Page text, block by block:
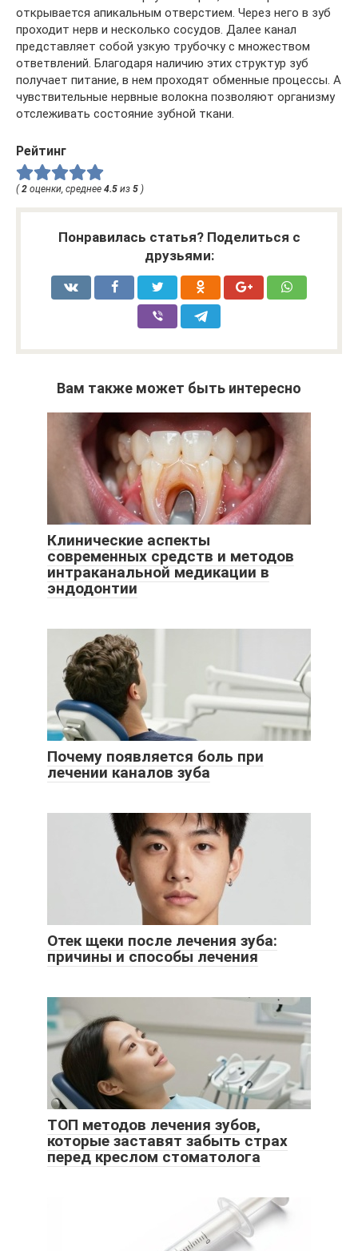
открывается апикальным отверстием. Через него в зуб
проходит нерв и несколько сосудов. Далее канал
представляет собой узкую трубочку с множеством
ответвлений. Благодаря наличию этих структур зуб
получает питание, в нем проходят обменные процессы. А
чувствительные нервные волокна позволяют организму
отслеживать состояние зубной ткани.
Рейтинг
( 2 оценки, среднее 4.5 из 5 )
Понравилась статья? Поделиться с
друзьями:
Вам также может быть интересно
Клинические аспекты
современных средств и методов
интраканальной медикации в
эндодонтии
Почему появляется боль при
лечении каналов зуба
Отек щеки после лечения зуба:
причины и способы лечения
ТОП методов лечения зубов,
которые заставят забыть страх
перед креслом стоматолога